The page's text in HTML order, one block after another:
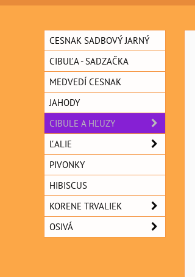
CESNAK SADBOVÝ JARNÝ
CIBUĽA - SADZAČKA
MEDVEDÍ CESNAK
JAHODY
CIBULE A HĽUZY
ĽALIE
PIVONKY
HIBISCUS
KORENE TRVALIEK
OSIVÁ